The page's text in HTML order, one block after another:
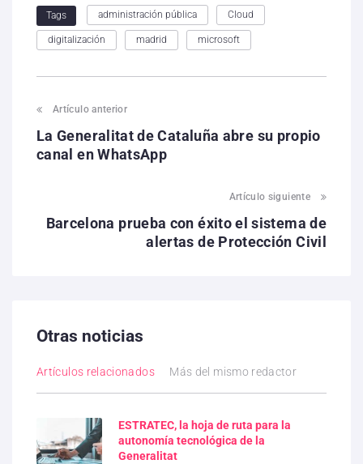
Tags administración pública Cloud
digitalización madrid microsoft
Artículo anterior
La Generalitat de Cataluña abre su propio
canal en WhatsApp
Artículo siguiente
Barcelona prueba con éxito el sistema de
alertas de Protección Civil
Otras noticias
Artículos relacionados Más del mismo redactor
ESTRATEC, la hoja de ruta para la
autonomía tecnológica de la
Generalitat